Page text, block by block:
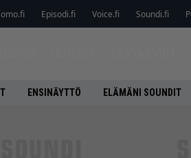
Episodi.fi Voice.fi Soundi.fi
ENSINÄYTTÖ ELÄMÄNI SOUNDIT